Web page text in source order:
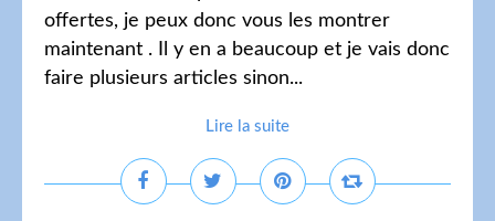
offertes, je peux donc vous les montrer
maintenant . Il y en a beaucoup et je vais donc
faire plusieurs articles sinon...
Lire la suite